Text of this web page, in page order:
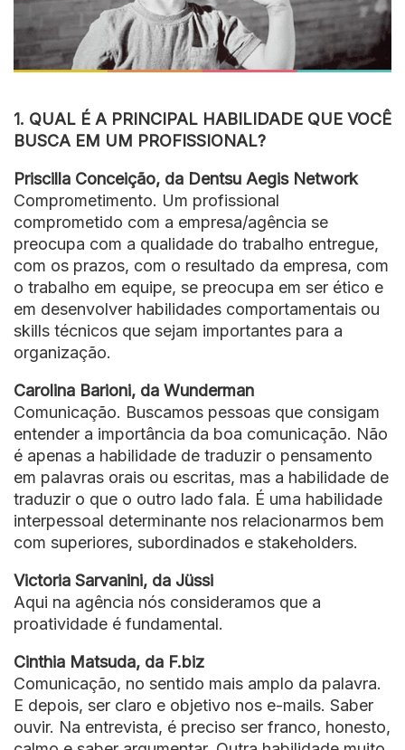
1. QUAL É A PRINCIPAL HABILIDADE QUE VOCÊ
BUSCA EM UM PROFISSIONAL?
Priscilla Conceição, da Dentsu Aegis Network
Comprometimento. Um profissional
comprometido com a empresa/agência se
preocupa com a qualidade do trabalho entregue,
com os prazos, com o resultado da empresa, com
o trabalho em equipe, se preocupa em ser ético e
em desenvolver habilidades comportamentais ou
skills técnicos que sejam importantes para a
organização.
Carolina Barioni, da Wunderman
Comunicação. Buscamos pessoas que consigam
entender a importância da boa comunicação. Não
é apenas a habilidade de traduzir o pensamento
em palavras orais ou escritas, mas a habilidade de
traduzir o que o outro lado fala. É uma habilidade
interpessoal determinante nos relacionarmos bem
com superiores, subordinados e stakeholders.
Victoria Sarvanini, da Jüssi
Aqui na agência nós consideramos que a
proatividade é fundamental.
Cinthia Matsuda, da F.biz
Comunicação, no sentido mais amplo da palavra.
E depois, ser claro e objetivo nos e-mails. Saber
ouvir. Na entrevista, é preciso ser franco, honesto,